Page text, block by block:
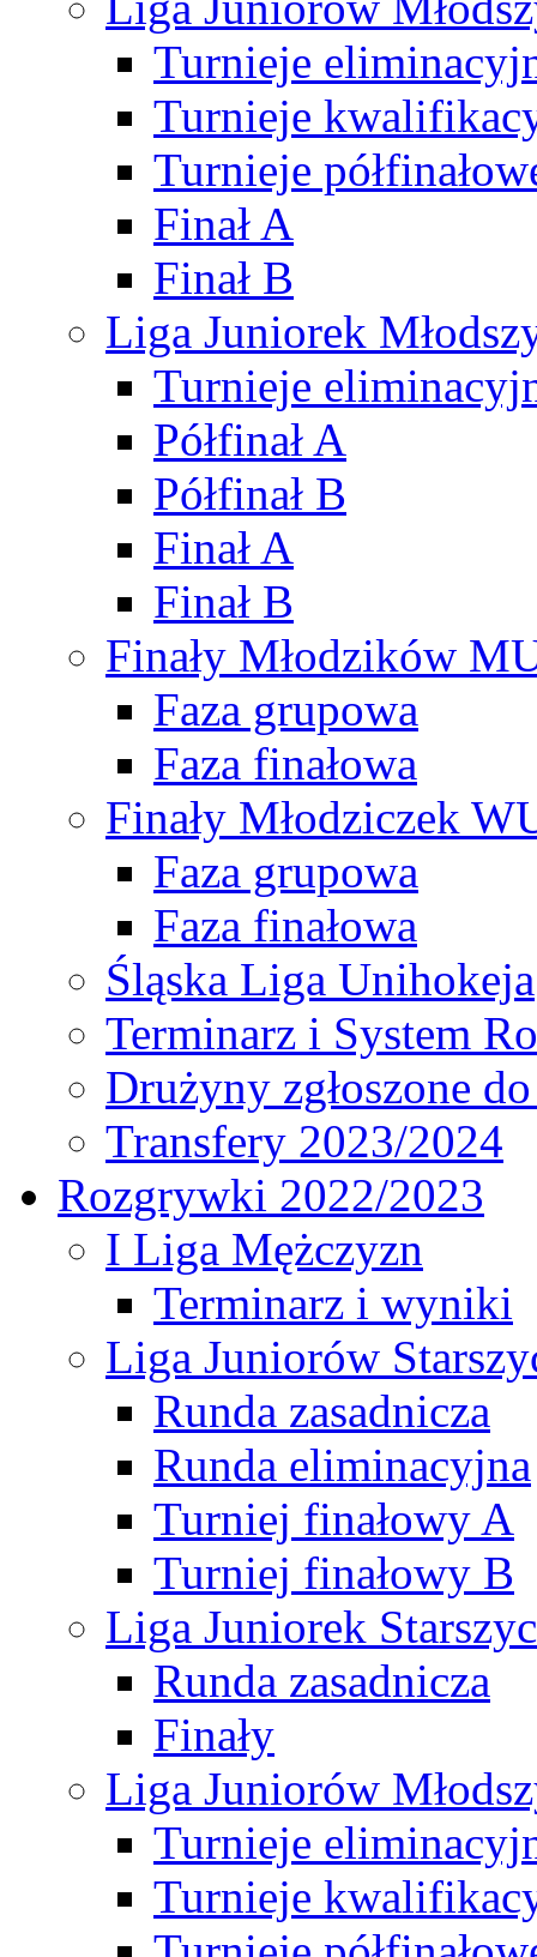
Turnieje
Turnieje
Turnieje
Finał A
Finał B
Liga Juniorek
Turnieje
Półfinał A
Półfinał B
Finał A
Finał B
Finały Młodzików
Faza grupowa
Faza finałowa
Finały Młodziczek
Faza grupowa
Faza finałowa
Śląska Liga Unihokeja
Terminarz i System
Drużyny zgłoszone
Transfery 2023/2024
Rozgrywki 2022/2023
I Liga Mężczyzn
Terminarz i wyniki
Liga Juniorów
Runda zasadnicza
Runda eliminacyjna
Turniej finałowy A
Turniej finałowy B
Liga Juniorek
Runda zasadnicza
Finały
Liga Juniorów
Turnieje
Turnieje